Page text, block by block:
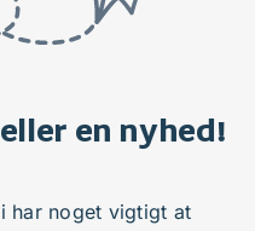
en nyhed!
har noget vigtigt at